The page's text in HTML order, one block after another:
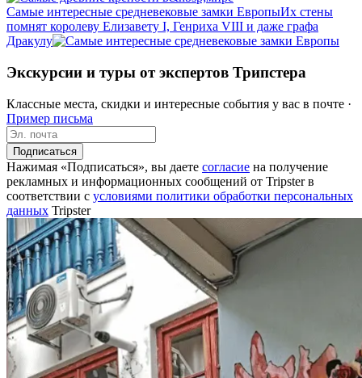
Самые интересные средневековые замки ЕвропыИх стены
помнят королеву Елизавету I, Генриха VIII и даже графа
Дракулу
Экскурсии и туры от экспертов Трипстера
Классные места, скидки и интересные события у вас в почте ·
Пример письма
Подписаться
Нажимая «Подписаться», вы даете согласие на получение
рекламных и информационных сообщений от Tripster в
соответствии c условиями политики обработки персональных
данных Tripster